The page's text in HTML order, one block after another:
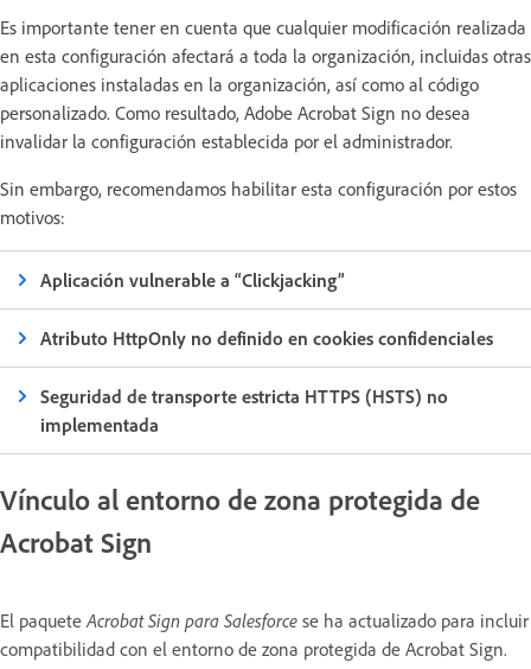
Es importante tener en cuenta que cualquier modificación realizada
en esta configuración afectará a toda la organización, incluidas otras
aplicaciones instaladas en la organización, así como al código
personalizado. Como resultado, Adobe Acrobat Sign no desea
invalidar la configuración establecida por el administrador.
Sin embargo, recomendamos habilitar esta configuración por estos
motivos:
Aplicación vulnerable a “Clickjacking”
Atributo HttpOnly no definido en cookies confidenciales
Seguridad de transporte estricta HTTPS (HSTS) no
implementada
Vínculo al entorno de zona protegida de
Acrobat Sign
El paqueteAcrobat Sign para Salesforce se ha actualizado para incluir
compatibilidad con el entorno de zona protegida de Acrobat Sign.